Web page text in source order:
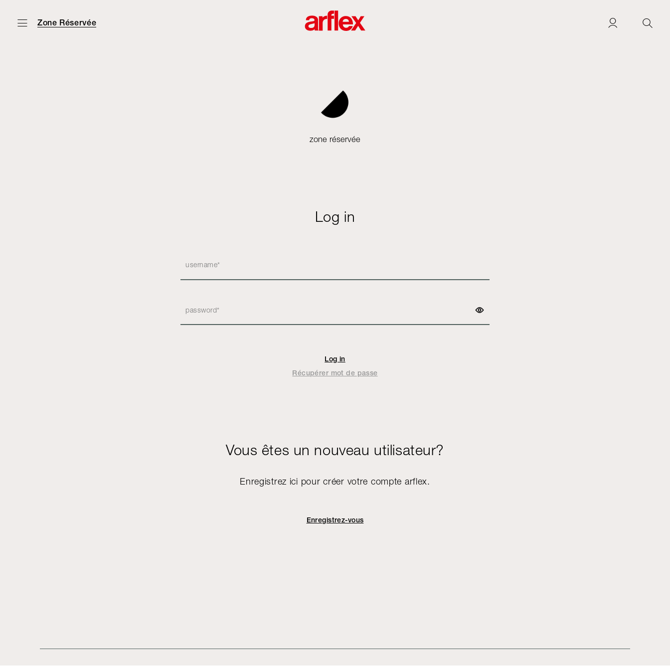
Zone Réservée
zone réservée
Log in
Récupérer mot de passe
Vous êtes un nouveau utilisateur?
Enregistrez ici pour créer votre compte arflex.
Enregistrez-vous